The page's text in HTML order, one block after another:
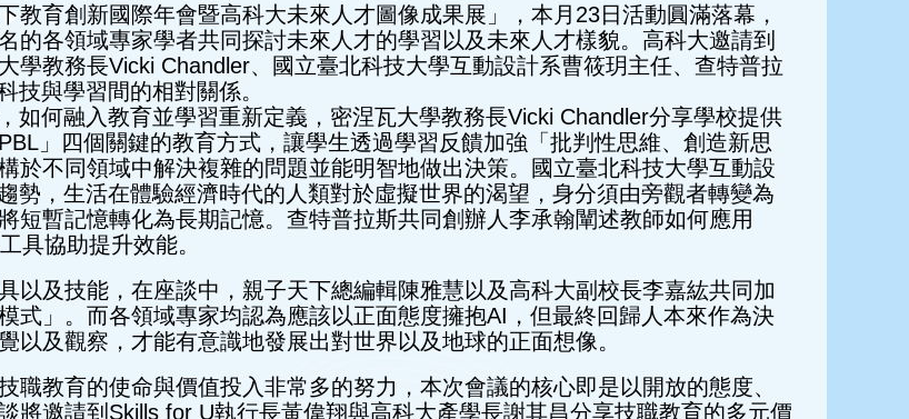
教育創新國際年會暨高科大未來人才圖像成果展」，本月23日活動圓滿落幕，
的各領域專家學者共同探討未來人才的學習以及未來人才樣貌。高科大邀請到
學教務長Vicki Chandler、國立臺北科技大學互動設計系曹筱玥主任、查特普拉
技與學習間的相對關係。
如何融入教育並學習重新定義，密涅瓦大學教務長Vicki Chandler分享學校提供
」四個關鍵的教育方式，讓學生透過學習反饋加強「批判性思維、創造新思
於不同領域中解決複雜的問題並能明智地做出決策。國立臺北科技大學互動設
勢，生活在體驗經濟時代的人類對於虛擬世界的渴望，身分須由旁觀者轉變為
短暫記憶轉化為長期記憶。查特普拉斯共同創辦人李承翰闡述教師如何應用
具協助提升效能。
以及技能，在座談中，親子天下總編輯陳雅慧以及高科大副校長李嘉紘共同加
式」。而各領域專家均認為應該以正面態度擁抱AI，但最終回歸人本來作為決
及觀察，才能有意識地發展出對世界以及地球的正面想像。
職教育的使命與價值投入非常多的努力，本次會議的核心即是以開放的態度、
將邀請到Skills for U執行長黃偉翔與高科大產學長謝其昌分享技職教育的多元價